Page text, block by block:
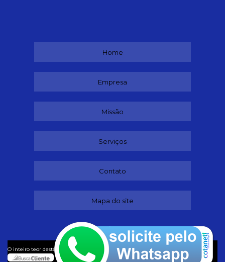
Home
Empresa
Missão
Serviços
Contato
Mapa do site
O inteiro teor deste site está sujeito à proteção de direitos autorais. Copyright
Buffet (Lei 9610 de 19/02/1998)